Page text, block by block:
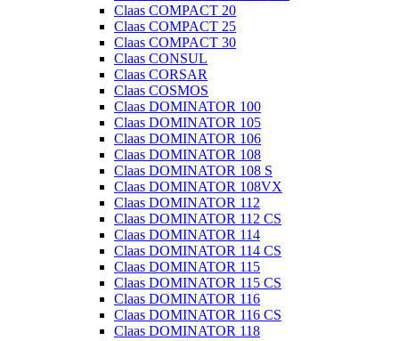
Claas COMPACT 20
Claas COMPACT 25
Claas COMPACT 30
Claas CONSUL
Claas CORSAR
Claas COSMOS
Claas DOMINATOR 100
Claas DOMINATOR 105
Claas DOMINATOR 106
Claas DOMINATOR 108
Claas DOMINATOR 108 S
Claas DOMINATOR 108VX
Claas DOMINATOR 112
Claas DOMINATOR 112 CS
Claas DOMINATOR 114
Claas DOMINATOR 114 CS
Claas DOMINATOR 115
Claas DOMINATOR 115 CS
Claas DOMINATOR 116
Claas DOMINATOR 116 CS
Claas DOMINATOR 118